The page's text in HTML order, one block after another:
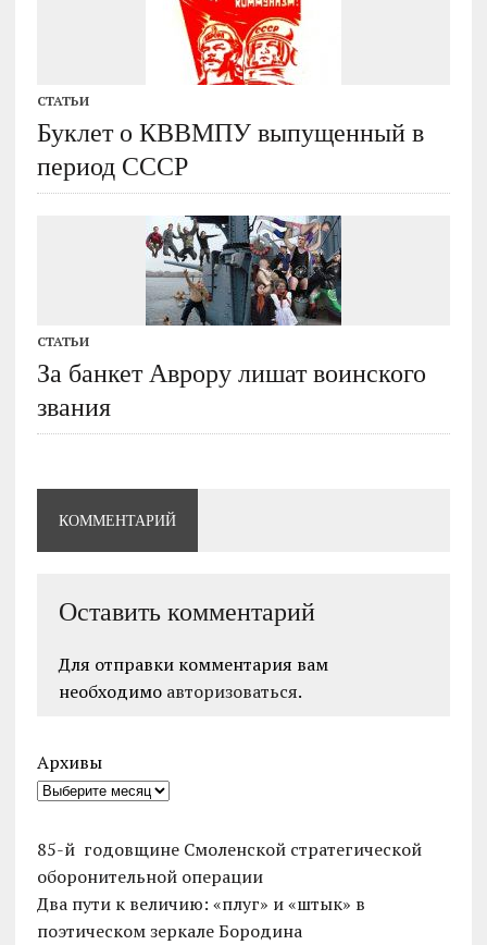
СТАТЬИ
Буклет о КВВМПУ выпущенный в
период СССР
СТАТЬИ
За банкет Аврору лишат воинского
звания
КОММЕНТАРИЙ
Оставить комментарий
Для отправки комментария вам
необходимо авторизоваться.
Архивы
85-й годовщине Смоленской стратегической
оборонительной операции
Два пути к величию: «плуг» и «штык» в
поэтическом зеркале Бородина